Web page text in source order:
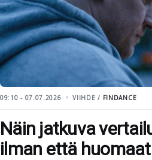
09:10 - 07.07.2026 VIIHDE / FINDANCE
Näin jatkuva
ilman että